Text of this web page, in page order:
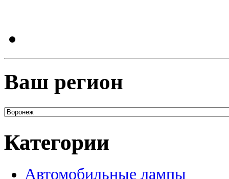
Ваш регион
Категории
Автомобильные лампы